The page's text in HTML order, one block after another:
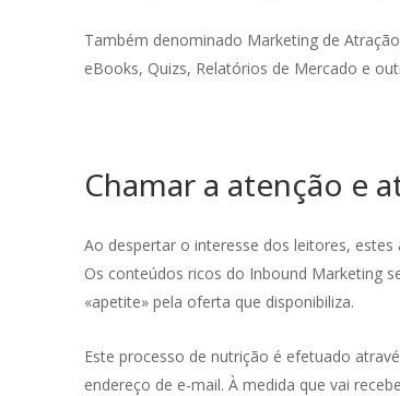
Também denominado Marketing de
eBooks, Quizs, Relatórios de Mercado e
Chamar a atenção e
Ao despertar o interesse dos leitores,
Os conteúdos ricos do Inbound Marketing
«apetite» pela oferta que disponibiliza.
Este processo de nutrição é efetuado
endereço de e-mail. À medida que vai